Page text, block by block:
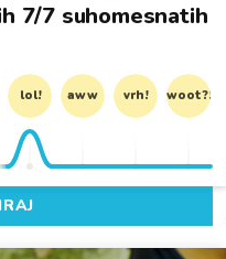
7/7 suhomesnatih
lol! aww vrh! woot?!